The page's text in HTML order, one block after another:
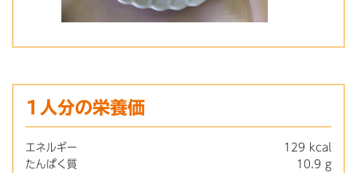
1人分の栄養価
エネルギー
129 kcal
たんぱく質
10.9 g